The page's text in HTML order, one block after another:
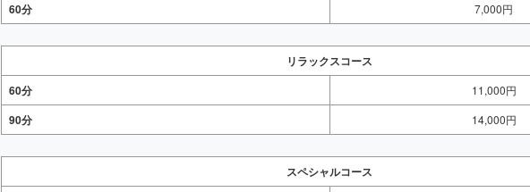
60分
7,000円
リラックスコース
60分
11,000円
90分 14,000円
スペシャルコース